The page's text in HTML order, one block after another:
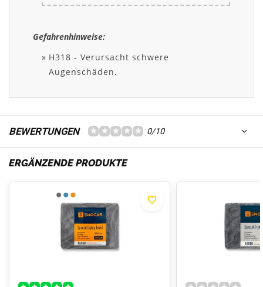
Gefahrenhinweise:
H318 - Verursacht schwere
Augenschäden.
BEWERTUNGEN 0/10
ERGÄNZENDE PRODUKTE